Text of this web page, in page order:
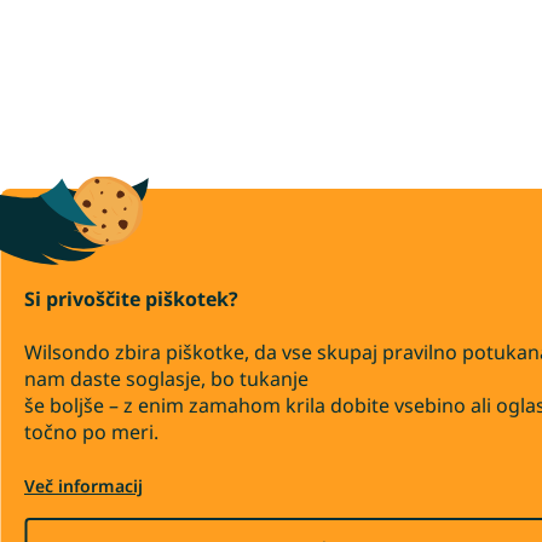
Si privoščite piškotek?
Wilsondo zbira piškotke, da vse skupaj pravilno
nam daste soglasje, bo tukanje
še boljše – z enim zamahom krila dobite vsebino ali
točno po meri.
Več informacij